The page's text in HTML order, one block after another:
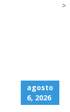
>
agosto
6, 2026